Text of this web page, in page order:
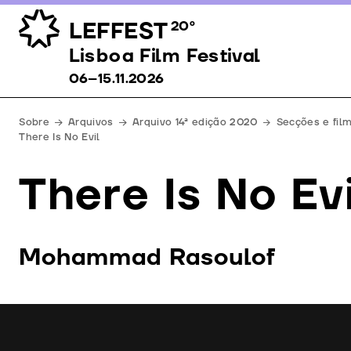
LEFFEST20º
Lisboa Film Festival 06–15.11.2026
Lisboa Film Festival
06–15.11.2026
Sobre Arquivos Arquivo 14ª edição 2020 Secções e
There Is No Evil
There Is No
Mohammad Rasoulof